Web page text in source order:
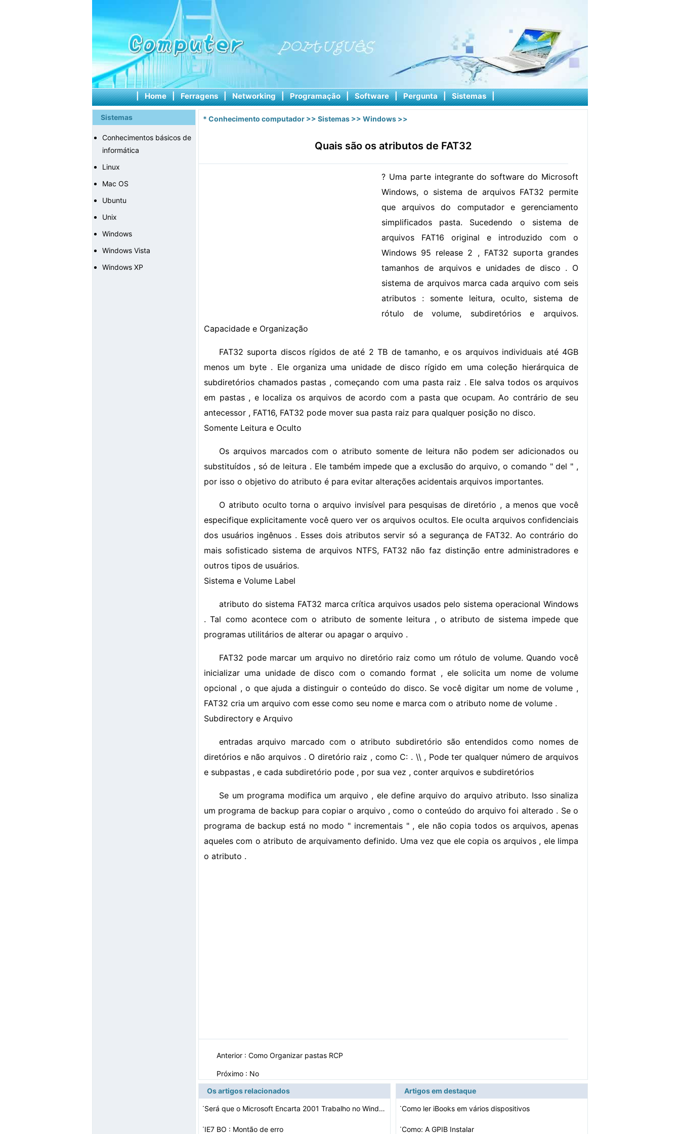
| Home | Ferragens | Networking | Programação | Software | Pergunta | Sistemas |
Sistemas
Conhecimentos básicos de
informática
Linux
Mac OS
Ubuntu
Unix
Windows
Windows Vista
Windows XP
* Conhecimento computador >> Sistemas >> Windows >>
Quais são os atributos de FAT32
? Uma parte integrante do software do Microsoft
Windows, o sistema de arquivos FAT32 permite
que arquivos do computador e gerenciamento
simplificados pasta. Sucedendo o sistema de
arquivos FAT16 original e introduzido com o
Windows 95 release 2 , FAT32 suporta grandes
tamanhos de arquivos e unidades de disco . O
sistema de arquivos marca cada arquivo com seis
atributos : somente leitura, oculto, sistema de
rótulo de volume, subdiretórios e arquivos.
Capacidade e Organização
FAT32 suporta discos rígidos de até 2 TB de tamanho, e os arquivos individuais até 4GB
menos um byte . Ele organiza uma unidade de disco rígido em uma coleção hierárquica de
subdiretórios chamados pastas , começando com uma pasta raiz . Ele salva todos os arquivos
em pastas , e localiza os arquivos de acordo com a pasta que ocupam. Ao contrário de seu
antecessor , FAT16, FAT32 pode mover sua pasta raiz para qualquer posição no disco.
Somente Leitura e Oculto
Os arquivos marcados com o atributo somente de leitura não podem ser adicionados ou
substituídos , só de leitura . Ele também impede que a exclusão do arquivo, o comando " del " ,
por isso o objetivo do atributo é para evitar alterações acidentais arquivos importantes.
O atributo oculto torna o arquivo invisível para pesquisas de diretório , a menos que você
especifique explicitamente você quero ver os arquivos ocultos. Ele oculta arquivos confidenciais
dos usuários ingênuos . Esses dois atributos servir só a segurança de FAT32. Ao contrário do
mais sofisticado sistema de arquivos NTFS, FAT32 não faz distinção entre administradores e
outros tipos de usuários.
Sistema e Volume Label
atributo do sistema FAT32 marca crítica arquivos usados ​​pelo sistema operacional Windows
. Tal como acontece com o atributo de somente leitura , o atributo de sistema impede que
programas utilitários de alterar ou apagar o arquivo .
FAT32 pode marcar um arquivo no diretório raiz como um rótulo de volume. Quando você
inicializar uma unidade de disco com o comando format , ele solicita um nome de volume
opcional , o que ajuda a distinguir o conteúdo do disco. Se você digitar um nome de volume ,
FAT32 cria um arquivo com esse como seu nome e marca com o atributo nome de volume .
Subdirectory e Arquivo
entradas arquivo marcado com o atributo subdiretório são entendidos como nomes de
diretórios e não arquivos . O diretório raiz , como C: . \\ , Pode ter qualquer número de arquivos
e subpastas , e cada subdiretório pode , por sua vez , conter arquivos e subdiretórios
Se um programa modifica um arquivo , ele define arquivo do arquivo atributo. Isso sinaliza
um programa de backup para copiar o arquivo , como o conteúdo do arquivo foi alterado . Se o
programa de backup está no modo " incrementais " , ele não copia todos os arquivos, apenas
aqueles com o atributo de arquivamento definido. Uma vez que ele copia os arquivos , ele limpa
o atributo .
Anterior : Como Organizar pastas RCP
Próximo : No
Os artigos relacionados
·
Será que o Microsoft Encarta 2001 Trabalho no Windows …
·IE7 BO : Montão de erro
Artigos em destaque
·Como ler iBooks em vários dispositivos
·Como: A GPIB Instalar